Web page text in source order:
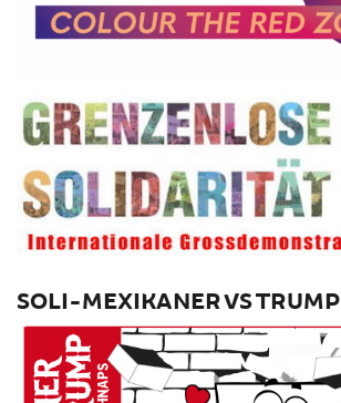
SOLI-MEXIKANER VS TRUMP